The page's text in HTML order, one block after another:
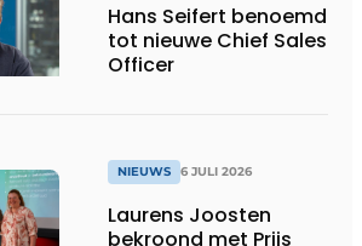
Hans Seifert benoemd
tot nieuwe Chief Sales
Officer
NIEUWS 6 JULI 2026
Laurens Joosten
bekroond met Prijs